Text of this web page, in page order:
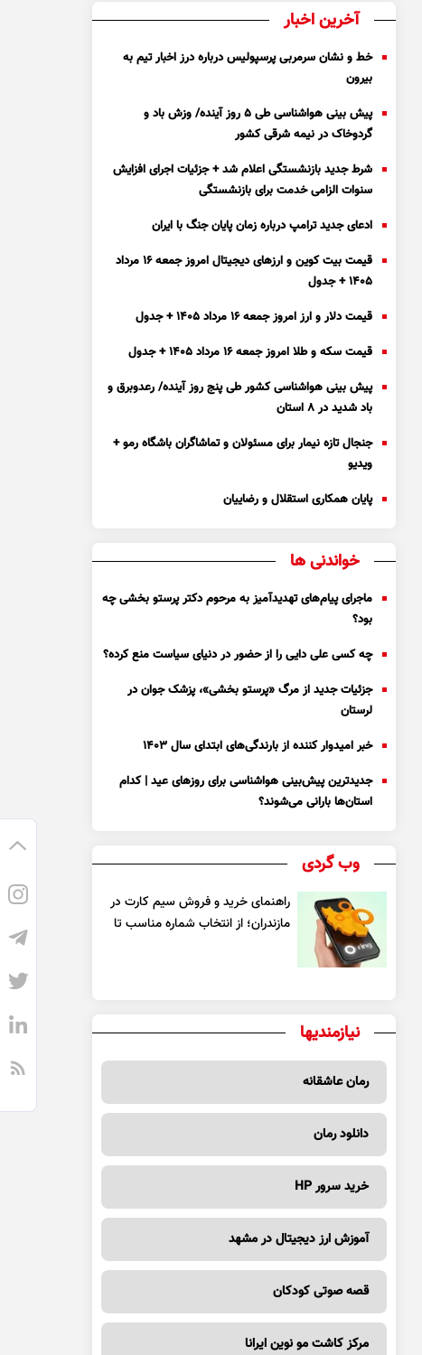
آخرین اخبار
خط و نشان سرمربی پرسپولیس درباره درز اخبار تیم به
بیرون
پیش بینی هواشناسی طی ۵ روز آینده/ وزش باد و
گردوخاک در نیمه شرقی کشور
شرط جدید بازنشستگی اعلام شد + جزئیات اجرای افزایش
سنوات الزامی خدمت برای بازنشستگی
ادعای جدید ترامپ درباره زمان پایان جنگ با ایران
قیمت بیت کوین و ارز‌های دیجیتال امروز جمعه ۱۶ مرداد
۱۴۰۵ + جدول
قیمت دلار و ارز امروز جمعه ۱۶ مرداد ۱۴۰۵ + جدول
قیمت سکه و طلا امروز جمعه ۱۶ مرداد ۱۴۰۵ + جدول
پیش بینی هواشناسی کشور طی پنج روز آینده/ رعدوبرق و
باد شدید در ۸ استان
جنجال تازه نیمار برای مسئولان و تماشاگران باشگاه رمو +
ویدیو
پایان همکاری استقلال و رضاییان
خواندنی ها
ماجرای پیام‌های تهدیدآمیز به مرحوم دکتر پرستو بخشی چه
بود؟
چه کسی علی دایی را از حضور در دنیای سیاست منع کرده؟
جزئیات جدید از مرگ «پرستو بخشی»، پزشک جوان در
لرستان
خبر امیدوار کننده از بارندگی‌های ابتدای سال ۱۴۰۳
جدیدترین پیش‌بینی هواشناسی برای روزهای عید | کدام
استان‌ها بارانی می‌شوند؟
وب گردی
راهنمای خرید و فروش سیم کارت در
مازندران؛ از انتخاب شماره مناسب تا
نیازمندیها
رمان عاشقانه
دانلود رمان
خرید سرور HP
آموزش ارز دیجیتال در مشهد
قصه صوتی کودکان
مرکز کاشت مو نوین ایرانا